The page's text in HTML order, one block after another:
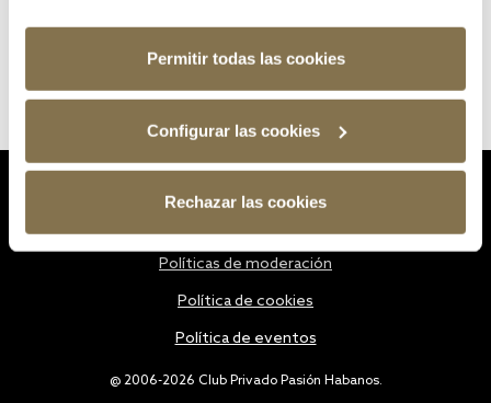
Permitir todas las cookies
Configurar las cookies
Rechazar las cookies
@ 2006-2026 Club Privado Pasión Habanos.
Políticas de moderación
Política de cookies
Política de eventos